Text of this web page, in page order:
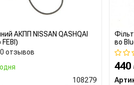
АКПП NISSAN QASHQAI
0 отзывов
108279
во
440